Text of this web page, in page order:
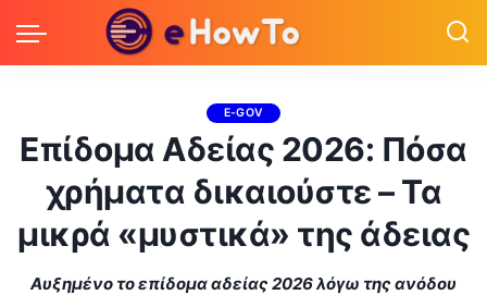
E-GOV
Επίδομα Αδείας 2026: Πόσα
χρήματα δικαιούστε – Τα
μικρά «μυστικά» της άδειας
Αυξημένο το επίδομα αδείας 2026 λόγω της ανόδου